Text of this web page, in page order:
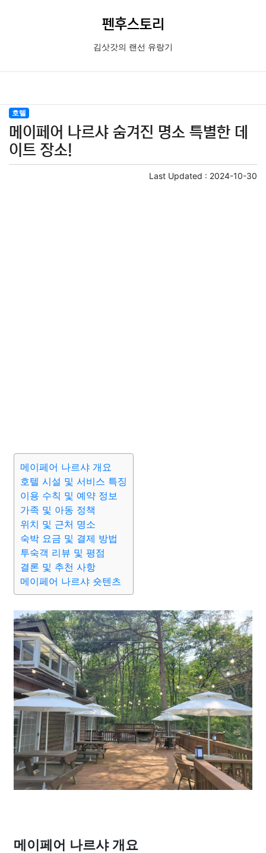
펜후스토리
김삿갓의 랜선 유랑기
호텔
메이페어 나르샤 숨겨진 명소 특별한 데
이트 장소!
Last Updated : 2024-10-30
메이페어 나르샤 개요
호텔 시설 및 서비스 특징
이용 수칙 및 예약 정보
가족 및 아동 정책
위치 및 근처 명소
숙박 요금 및 결제 방법
투숙객 리뷰 및 평점
결론 및 추천 사항
메이페어 나르샤 숏텐츠
메이페어 나르샤 개요